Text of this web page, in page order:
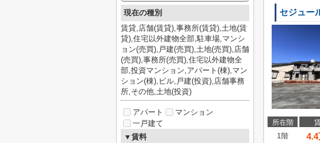
セジュー
所在階
1階
4.4
現在の種別
賃貸,店舗(賃貸),事務所(賃貸),土地(賃
貸),住宅以外建物全部,駐車場,マンシ
ョン(売買),戸建(売買),土地(売買),店舗
(売買),事務所(売買),住宅以外建物全
部,投資マンション,アパート(棟),マン
ション(棟),ビル,戸建(投資),店舗事務
所,その他,土地(投資)
アパート
マンション
一戸建て
▼賃料